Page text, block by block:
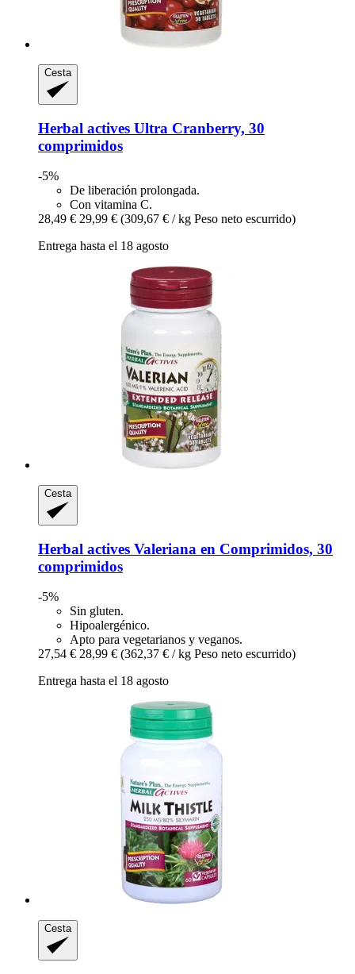
Cesta
Herbal actives Ultra Cranberry, 30
comprimidos
-5%
De liberación prolongada.
Con vitamina C.
28,49 € 29,99 € (309,67 € / kg Peso neto escurrido)
Entrega hasta el 18 agosto
Cesta
Herbal actives Valeriana en Comprimidos, 30
comprimidos
-5%
Sin gluten.
Hipoalergénico.
Apto para vegetarianos y veganos.
27,54 € 28,99 € (362,37 € / kg Peso neto escurrido)
Entrega hasta el 18 agosto
Cesta